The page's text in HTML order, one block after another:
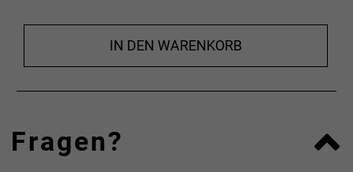
IN DEN WARENKORB
Fragen?